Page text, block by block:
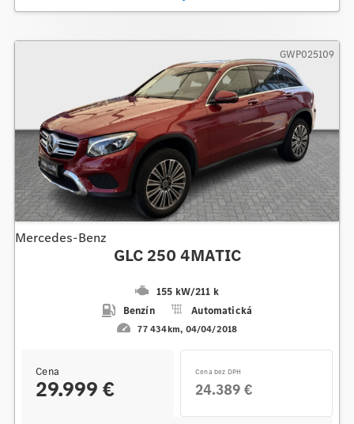
Mercedes-Benz
GLC 250 4MATIC
155 kW/211 k
Benzín
Automatická
77 434km 04/04/2018
GWP025109
Cena
29.999 €
Cena bez DPH
24.389 €